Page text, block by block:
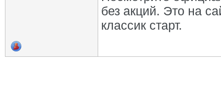
без акций. Это на
классик старт.